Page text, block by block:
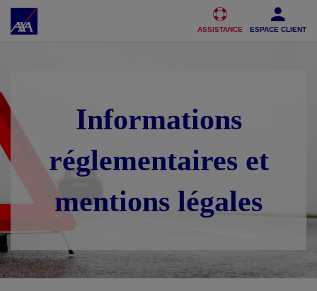
Accéder au Contenu Accéder au Pied de page
ASSISTANCE ESPACE CLIENT
Informations
réglementaires et
mentions légales